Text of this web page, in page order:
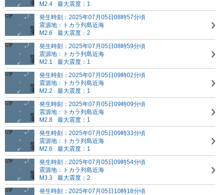
M2.4
最大震度：1
発生時刻：2025年07月05日08時57分頃
震源地：トカラ列島近海
M2.6
最大震度：2
発生時刻：2025年07月05日08時59分頃
震源地：トカラ列島近海
M2.1
最大震度：1
発生時刻：2025年07月05日09時02分頃
震源地：トカラ列島近海
M2.2
最大震度：1
発生時刻：2025年07月05日09時09分頃
震源地：トカラ列島近海
M2.8
最大震度：1
発生時刻：2025年07月05日09時33分頃
震源地：トカラ列島近海
M2.6
最大震度：1
発生時刻：2025年07月05日09時54分頃
震源地：トカラ列島近海
M3.3
最大震度：2
発生時刻：2025年07月05日10時18分頃